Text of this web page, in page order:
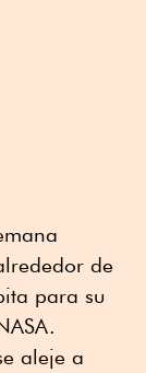
de
para su
aleje a